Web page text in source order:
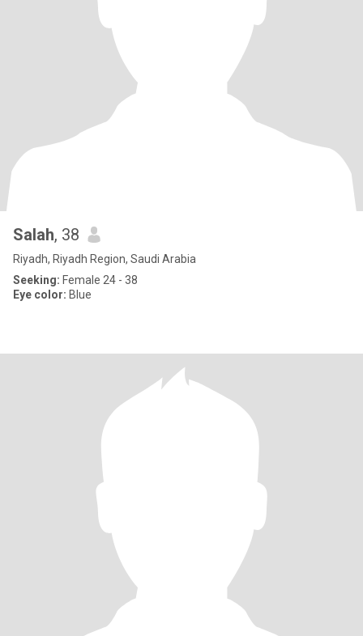
Salah, 38
Riyadh, Riyadh Region, Saudi Arabia
Seeking: Female 24 - 38
Eye color: Blue